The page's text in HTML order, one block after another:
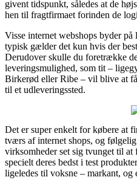
givent tidspunkt, således at de
hen til fragtfirmaet forinden de
Visse internet webshops byder
typisk gælder det kun hvis der
Derudover skulle du foretrække
leveringsmulighed, som tit –
Birkerød eller Ribe – vil blive at
til et udleveringssted.
Det er super enkelt for købere at
tværs af internet shops, og
virksomheder set sig tvunget til at
specielt deres bedst i test
ligeledes til voksne – markant, og